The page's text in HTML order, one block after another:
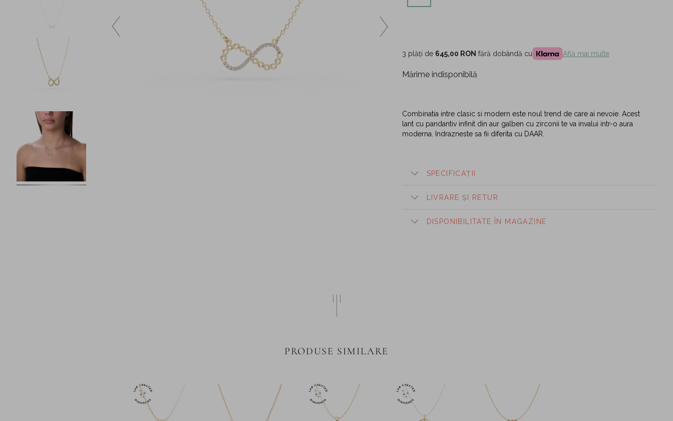
3 plăți de 645,00 RON fără dobândă cu Află mai multe
Mărime indisponibilă
Combinatia intre clasic si modern este noul trend de care ai nevoie. Acest
lant cu pandantiv infinit din aur galben cu zirconii te va invalui intr-o aura
moderna. Indrazneste sa fii diferita cu DAAR.
SPECIFICAȚII
LIVRARE ȘI RETUR
DISPONIBILITATE ÎN MAGAZINE
PRODUSE SIMILARE